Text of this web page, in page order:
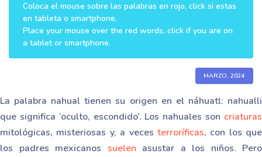
Coloca el mouse sobre las palabras en rojo, click si estas
en tableta o smartphone.
Place your mouse over the red words, click if you are on
a tablet or smartphone.
MARZO, 2024
La palabra nahual tienen su origen en el náhuatl: nahualli
que significa ‘oculto, escondido’. Los nahuales son criaturas
mitológicas, misteriosas y, a veces terroríficas, con los que
los padres mexicanos suelen asustar a los niños. Pero